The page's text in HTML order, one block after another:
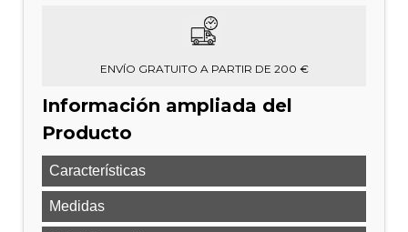
ENVÍO GRATUITO A PARTIR DE 200 €
Información ampliada del
Producto
Características
Medidas